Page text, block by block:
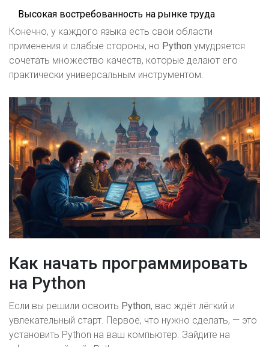
Высокая востребованность на рынке труда
Конечно, у каждого языка есть свои области
применения и слабые стороны, но Python умудряется
сочетать множество качеств, которые делают его
практически универсальным инструментом.
Как начать программировать
на Python
Если вы решили освоить Python, вас ждёт лёгкий и
увлекательный старт. Первое, что нужно сделать, — это
установить Python на ваш компьютер. Зайдите на